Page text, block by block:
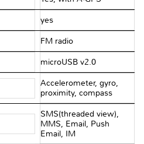
yes
FM radio
microUSB v2.0
Accelerometer, gyro,
proximity, compass
SMS(threaded view),
MMS, Email, Push
Email, IM